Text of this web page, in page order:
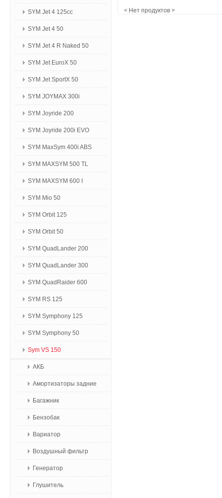
SYM Jet 4 125сс
SYM Jet 4 50
SYM Jet 4 R Naked 50
SYM Jet EuroX 50
SYM Jet SportX 50
SYM JOYMAX 300i
SYM Joyride 200
SYM Joyride 200i EVO
SYM MaxSym 400i ABS
SYM MAXSYM 500 TL
SYM MAXSYM 600 I
SYM Mio 50
SYM Orbit 125
SYM Orbit 50
SYM QuadLander 200
SYM QuadLander 300
SYM QuadRaider 600
SYM RS 125
SYM Symphony 125
SYM Symphony 50
Sym VS 150
АКБ
Амортизаторы задние
Багажник
Бензобак
Вариатор
Воздушный фильтр
Генератор
Глушитель
< Нет продуктов >